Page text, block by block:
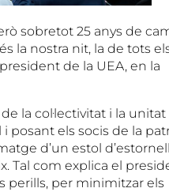
sobretot 25 anys de
la nostra nit, la de tots
de la UEA, en la
de la col·lectivitat i la unitat
posant els socis de la
d’un estol
Tal com explica el
perills, per minimitzar els